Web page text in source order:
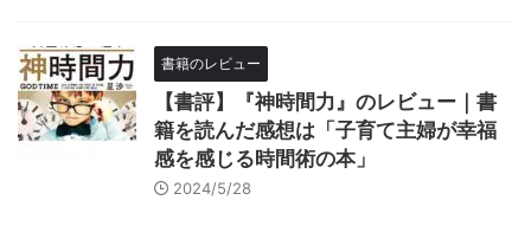
書籍のレビュー
【書評】『神時間力』のレビュー｜書
籍を読んだ感想は「子育て主婦が幸福
感を感じる時間術の本」
2024/5/28